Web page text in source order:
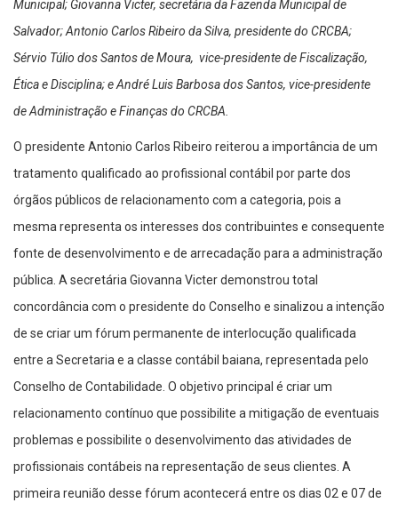
Municipal; Giovanna Victer, secretária da Fazenda Municipal de
Salvador; Antonio Carlos Ribeiro da Silva, presidente do CRCBA;
Sérvio Túlio dos Santos de Moura, vice-presidente de Fiscalização,
Ética e Disciplina; e André Luis Barbosa dos Santos, vice-presidente
de Administração e Finanças do CRCBA.
O presidente Antonio Carlos Ribeiro reiterou a importância de um
tratamento qualificado ao profissional contábil por parte dos
órgãos públicos de relacionamento com a categoria, pois a
mesma representa os interesses dos contribuintes e consequente
fonte de desenvolvimento e de arrecadação para a administração
pública. A secretária Giovanna Victer demonstrou total
concordância com o presidente do Conselho e sinalizou a intenção
de se criar um fórum permanente de interlocução qualificada
entre a Secretaria e a classe contábil baiana, representada pelo
Conselho de Contabilidade. O objetivo principal é criar um
relacionamento contínuo que possibilite a mitigação de eventuais
problemas e possibilite o desenvolvimento das atividades de
profissionais contábeis na representação de seus clientes. A
primeira reunião desse fórum acontecerá entre os dias 02 e 07 de